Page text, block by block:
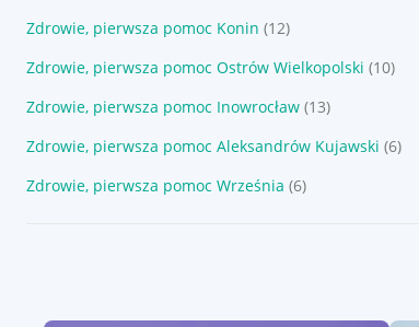
Zdrowie, pierwsza pomoc Konin (12)
Zdrowie, pierwsza pomoc Ostrów Wielkopolski (10)
Zdrowie, pierwsza pomoc Inowrocław (13)
Zdrowie, pierwsza pomoc Aleksandrów Kujawski (6)
Zdrowie, pierwsza pomoc Września (6)